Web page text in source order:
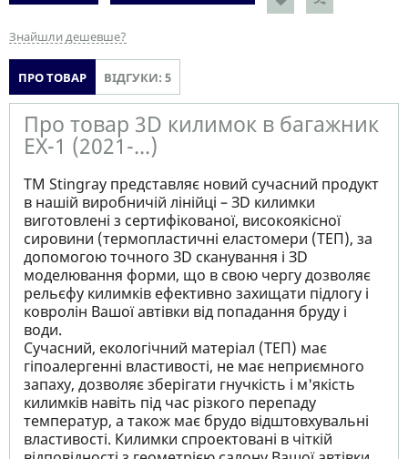
Знайшли дешевше?
ПРО ТОВАР ВІДГУКИ: 5
Про товар 3D килимок в багажник
EX-1 (2021-...)
ТМ Stingray представляє новий сучасний продукт
в нашій виробничій лінійці – ЗD килимки
виготовлені з сертифікованої, високоякісної
сировини (термопластичні еластомери (ТЕП), за
допомогою точного ЗD сканування і ЗD
моделювання форми, що в свою чергу дозволяє
рельєфу килимків ефективно захищати підлогу і
ковролін Вашої автівки від попадання бруду і
води.
Сучасний, екологічний матеріал (ТЕП) має
гіпоалергенні властивості, не має неприємного
запаху, дозволяє зберігати гнучкість і м'якість
килимків навіть під час різкого перепаду
температур, а також має брудо відштовхувальні
властивості. Килимки спроектовані в чіткій